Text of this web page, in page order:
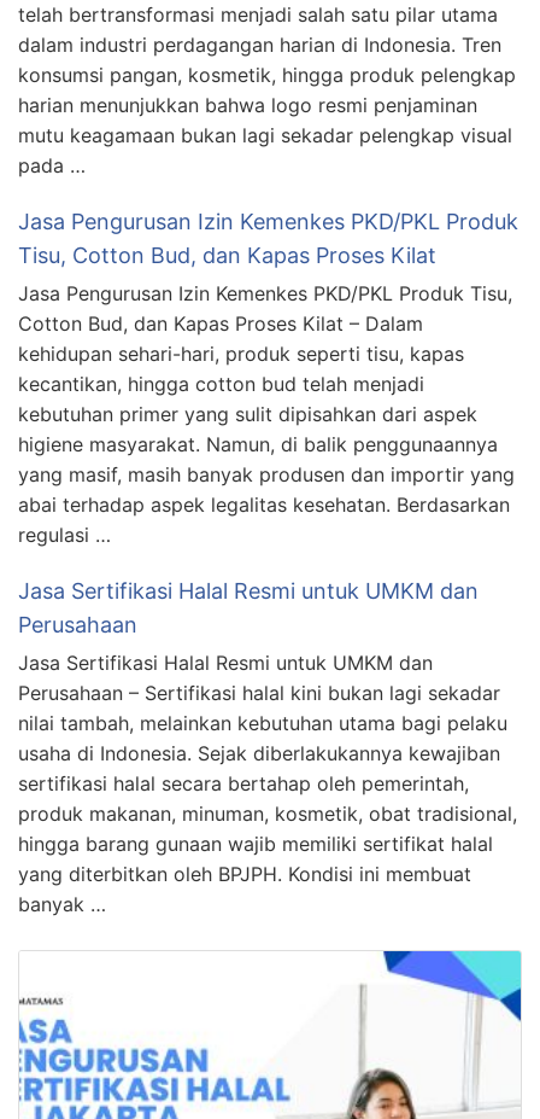
telah bertransformasi menjadi salah satu pilar utama
dalam industri perdagangan harian di Indonesia. Tren
konsumsi pangan, kosmetik, hingga produk pelengkap
harian menunjukkan bahwa logo resmi penjaminan
mutu keagamaan bukan lagi sekadar pelengkap visual
pada …
Jasa Pengurusan Izin Kemenkes PKD/PKL Produk
Tisu, Cotton Bud, dan Kapas Proses Kilat
Jasa Pengurusan Izin Kemenkes PKD/PKL Produk Tisu,
Cotton Bud, dan Kapas Proses Kilat – Dalam
kehidupan sehari-hari, produk seperti tisu, kapas
kecantikan, hingga cotton bud telah menjadi
kebutuhan primer yang sulit dipisahkan dari aspek
higiene masyarakat. Namun, di balik penggunaannya
yang masif, masih banyak produsen dan importir yang
abai terhadap aspek legalitas kesehatan. Berdasarkan
regulasi …
Jasa Sertifikasi Halal Resmi untuk UMKM dan
Perusahaan
Jasa Sertifikasi Halal Resmi untuk UMKM dan
Perusahaan – Sertifikasi halal kini bukan lagi sekadar
nilai tambah, melainkan kebutuhan utama bagi pelaku
usaha di Indonesia. Sejak diberlakukannya kewajiban
sertifikasi halal secara bertahap oleh pemerintah,
produk makanan, minuman, kosmetik, obat tradisional,
hingga barang gunaan wajib memiliki sertifikat halal
yang diterbitkan oleh BPJPH. Kondisi ini membuat
banyak …